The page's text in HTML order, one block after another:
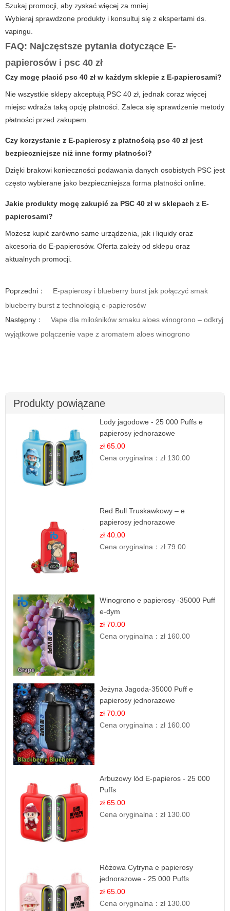
Szukaj promocji, aby zyskać więcej za mniej.
Wybieraj sprawdzone produkty i konsultuj się z ekspertami ds.
vapingu.
FAQ: Najczęstsze pytania dotyczące E-
papierosów i psc 40 zł
Czy mogę płacić psc 40 zł w każdym sklepie z E-papierosami?
Nie wszystkie sklepy akceptują PSC 40 zł, jednak coraz więcej
miejsc wdraża taką opcję płatności. Zaleca się sprawdzenie metody
płatności przed zakupem.
Czy korzystanie z E-papierosy z płatnością psc 40 zł jest
bezpieczniejsze niż inne formy płatności?
Dzięki brakowi konieczności podawania danych osobistych PSC jest
często wybierane jako bezpieczniejsza forma płatności online.
Jakie produkty mogę zakupić za PSC 40 zł w sklepach z E-
papierosami?
Możesz kupić zarówno same urządzenia, jak i liquidy oraz
akcesoria do E-papierosów. Oferta zależy od sklepu oraz
aktualnych promocji.
Poprzedni：
E-papierosy i blueberry burst jak połączyć smak
blueberry burst z technologią e-papierosów
Następny：
Vape dla miłośników smaku aloes winogrono – odkryj
wyjątkowe połączenie vape z aromatem aloes winogrono
Produkty powiązane
Lody jagodowe - 25 000 Puffs e
papierosy jednorazowe
zł 65.00
Cena oryginalna：zł 130.00
Red Bull Truskawkowy – e
papierosy jednorazowe
zł 40.00
Cena oryginalna：zł 79.00
Winogrono e papierosy -35000 Puff
e-dym
zł 70.00
Cena oryginalna：zł 160.00
Jeżyna Jagoda-35000 Puff e
papierosy jednorazowe
zł 70.00
Cena oryginalna：zł 160.00
Arbuzowy lód E-papieros - 25 000
Puffs
zł 65.00
Cena oryginalna：zł 130.00
Różowa Cytryna e papierosy
jednorazowe - 25 000 Puffs
zł 65.00
Cena oryginalna：zł 130.00